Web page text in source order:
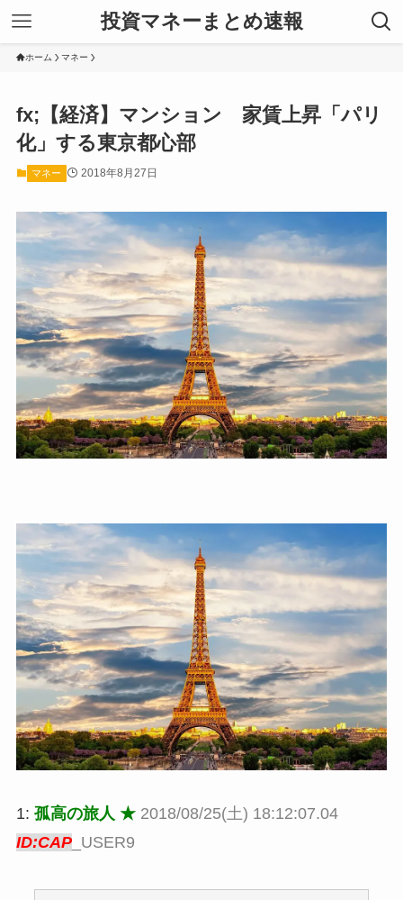
投資マネーまとめ速報
ホーム マネー
fx;【経済】マンション 家賃上昇「パリ
化」する東京都心部
マネー 2018年8月27日
1: 孤高の旅人 ★ 2018/08/25(土) 18:12:07.04
ID:CAP_USER9